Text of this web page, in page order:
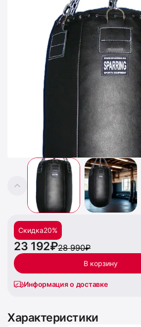
Скидка20%
23 192₽28 990₽
В корзину
Информация о доставке
Характеристики